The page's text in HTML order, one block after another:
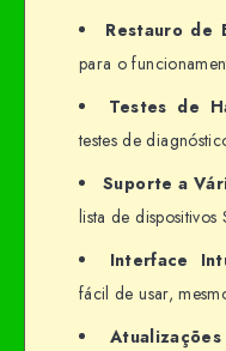
Restauro de
para o
Testes de
testes de
Suporte a
lista de dispositivos
Interface
fácil de usar,